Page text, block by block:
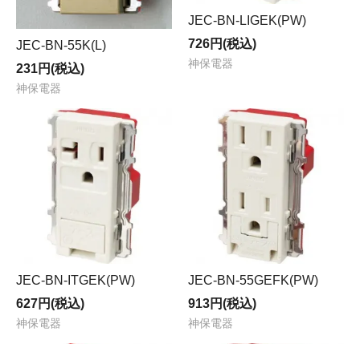
JEC-BN-55K(L)
231円(税込)
神保電器
JEC-BN-LIGEK(PW)
726円(税込)
神保電器
JEC-BN-ITGEK(PW)
627円(税込)
神保電器
JEC-BN-55GEFK(PW)
913円(税込)
神保電器